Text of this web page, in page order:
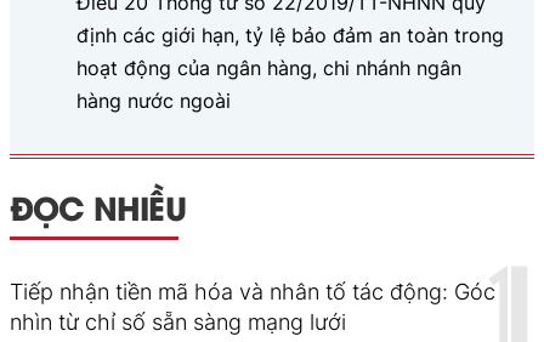
định các giới hạn, tỷ lệ bảo đảm an toàn trong
hoạt động của ngân hàng, chi nhánh ngân
hàng nước ngoài
ĐỌC NHIỀU
Tiếp nhận tiền mã hóa và nhân tố tác động: Góc
nhìn từ chỉ số sẵn sàng mạng lưới